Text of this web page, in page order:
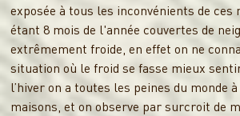
exposée à tous les inconvénients de ces
étant 8 mois de l'année couvertes de
extrêmement froide, en effet on ne
situation où le froid se fasse mieux
l’hiver on a toutes les peines du monde
maisons, et on observe par surcroit de